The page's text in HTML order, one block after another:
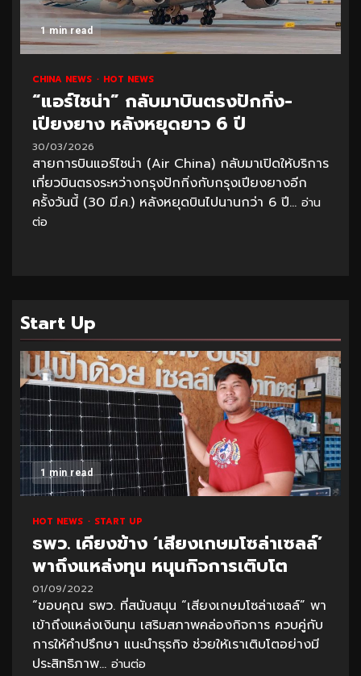
1 min read
CHINA NEWS HOT NEWS
“แอร์ไชน่า” กลับมาบินตรงปักกิ่ง-
เปียงยาง หลังหยุดยาว 6 ปี
30/03/2026
สายการบินแอร์ไชน่า (Air China) กลับมาเปิดให้บริการ
เที่ยวบินตรงระหว่างกรุงปักกิ่งกับกรุงเปียงยางอีก
ครั้งวันนี้ (30 มี.ค.) หลังหยุดบินไปนานกว่า 6 ปี... อ่าน
ต่อ
Start Up
1 min read
HOT NEWS START UP
ธพว. เคียงข้าง ‘เสียงเกษมโซล่าเซลล์’
พาถึงแหล่งทุน หนุนกิจการเติบโต
01/09/2022
“ขอบคุณ ธพว. ที่สนับสนุน “เสียงเกษมโซล่าเซลล์” พา
เข้าถึงแหล่งเงินทุน เสริมสภาพคล่องกิจการ ควบคู่กับ
การให้คำปรึกษา แนะนำธุรกิจ ช่วยให้เราเติบโตอย่างมี
ประสิทธิภาพ... อ่านต่อ